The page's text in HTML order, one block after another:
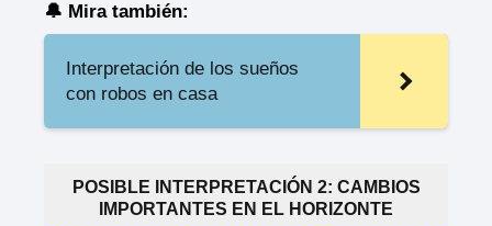
🔔 Mira también:
Interpretación de los sueños
con robos en casa
POSIBLE INTERPRETACIÓN 2: CAMBIOS
IMPORTANTES EN EL HORIZONTE